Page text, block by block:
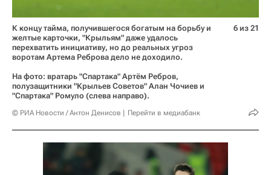
К концу тайма, получившегося богатым на борьбу и
желтые карточки, "Крыльям" даже удалось
перехватить инициативу, но до реальных угроз
воротам Артема Реброва дело не доходило.
На фото: вратарь "Спартака" Артём Ребров,
полузащитники "Крыльев Советов" Алан Чочиев и
"Спартака" Ромуло (слева направо).
© РИА Новости / Антон Денисов Перейти в медиабанк
6 из 21